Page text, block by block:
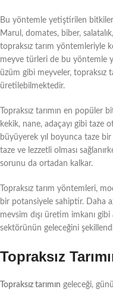
Bu yöntemle yetiştirilen bitkiler
Marul, domates, biber,
topraksız tarım yöntemleriyle
meyve türleri de bu yöntemle
üzüm gibi meyveler, topraksız
üretilebilmektedir.
Topraksız tarımın en popüler
kekik, nane, adaçayı gibi taze
büyüyerek yıl boyunca taze
taze ve lezzetli olması
sorunu da ortadan kalkar.
Topraksız tarım yöntemleri,
bir potansiyele sahiptir. Daha
mevsim dışı üretim imkanı gibi
sektörünün geleceğini
Topraksız
Topraksız tarımın geleceği,